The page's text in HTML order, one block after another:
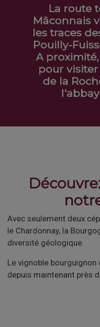
La route
Mâconnais
les traces
Pouilly-
A
pour
de la
Avec seulement deux
le Chardonnay, la
diversité géologique.
Le vignoble
depuis maintenant près